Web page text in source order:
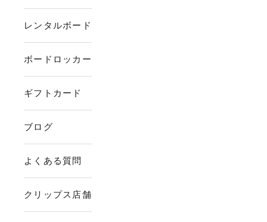
レンタルボード
ボードロッカー
ギフトカード
ブログ
よくある質問
クリップス店舗